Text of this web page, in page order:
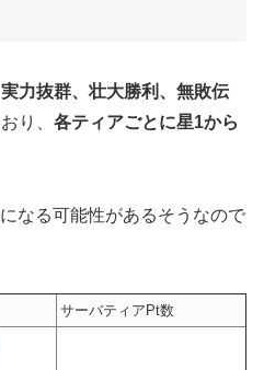
力抜群、壮大勝利、無敗伝
り、 各ティアごとに星1から
なる可能性があるそうなので
サーバティアPt数